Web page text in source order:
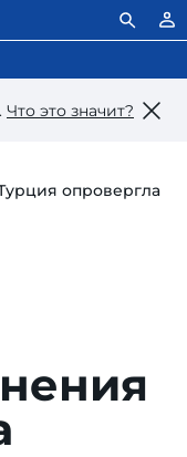
Что это значит?
опровергла